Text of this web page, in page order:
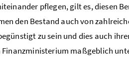
pflegen, gilt es, diesen
den Bestand auch von
zu sein und dies auch
maßgeblich